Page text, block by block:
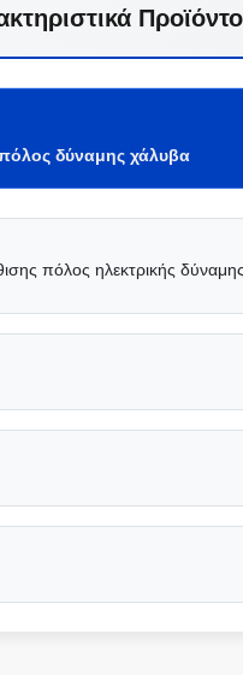
δύναμης χάλυβα
πόλος ηλεκτρικής